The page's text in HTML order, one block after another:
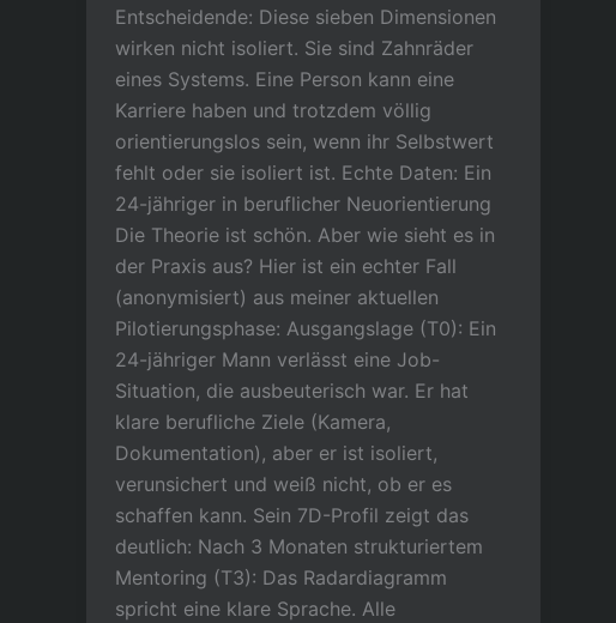
Entscheidende: Diese sieben Dimensionen
wirken nicht isoliert. Sie sind Zahnräder
eines Systems. Eine Person kann eine
Karriere haben und trotzdem völlig
orientierungslos sein, wenn ihr Selbstwert
fehlt oder sie isoliert ist. Echte Daten: Ein
24-jähriger in beruflicher Neuorientierung
Die Theorie ist schön. Aber wie sieht es in
der Praxis aus? Hier ist ein echter Fall
(anonymisiert) aus meiner aktuellen
Pilotierungsphase: Ausgangslage (T0): Ein
24-jähriger Mann verlässt eine Job-
Situation, die ausbeuterisch war. Er hat
klare berufliche Ziele (Kamera,
Dokumentation), aber er ist isoliert,
verunsichert und weiß nicht, ob er es
schaffen kann. Sein 7D-Profil zeigt das
deutlich: Nach 3 Monaten strukturiertem
Mentoring (T3): Das Radardiagramm
spricht eine klare Sprache. Alle